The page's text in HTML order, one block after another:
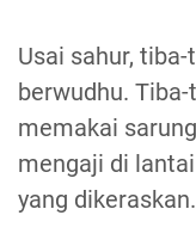
Usai sahur,
berwudhu.
memakai
mengaji di
yang dikeraskan.